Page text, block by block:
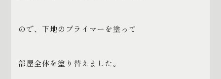
ので、下地のプライマーを塗って
部屋全体を塗り替えました。